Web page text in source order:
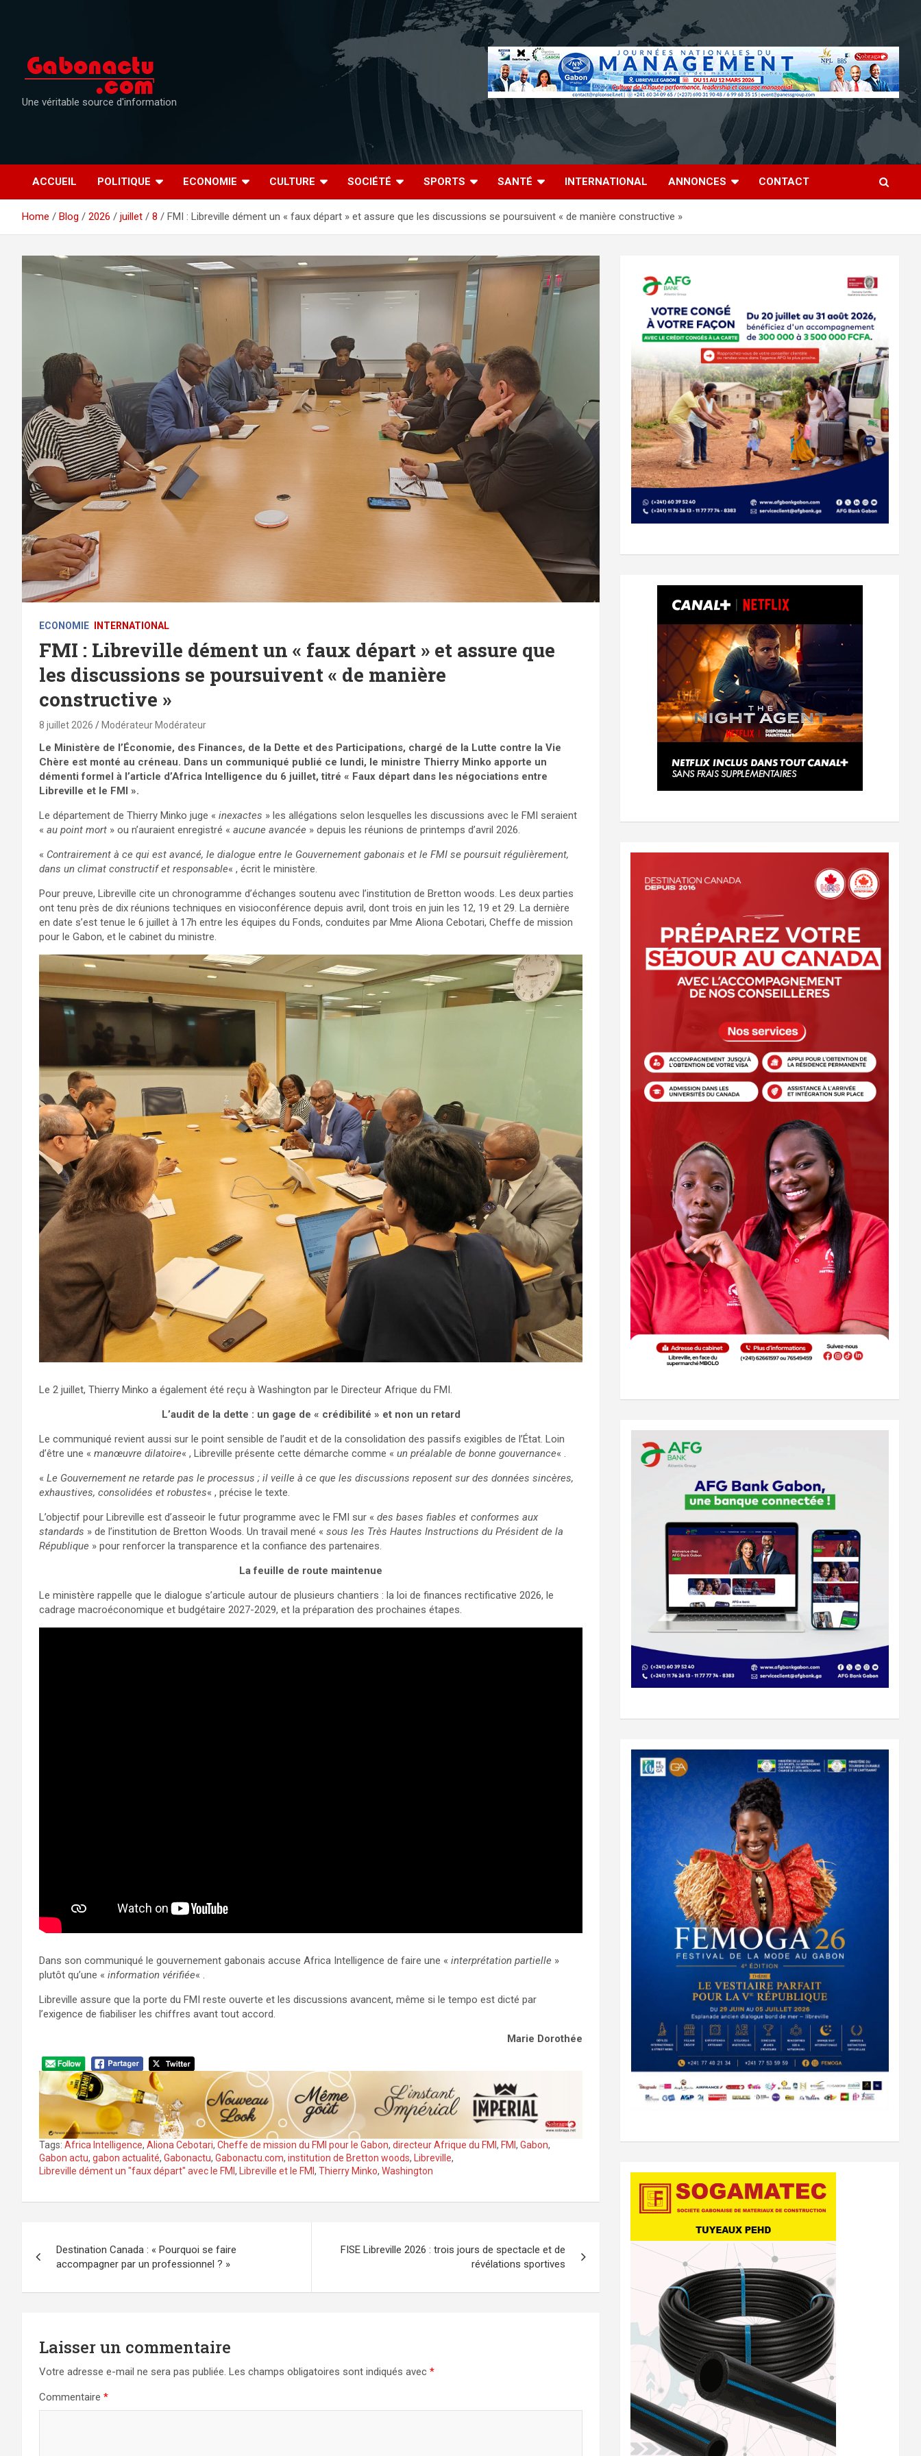
Une véritable source d'information
ACCUEIL POLITIQUE ECONOMIE CULTURE SOCIÉTÉ SPORTS SANTÉ INTERNATIONAL ANNONCES CONTACT
Home Blog 2026 juillet 8 FMI : Libreville dément un « faux départ » et assure que les discussions se poursuivent « de manière constructive »
ECONOMIE INTERNATIONAL
FMI : Libreville dément un « faux départ » et assure que
les discussions se poursuivent « de manière
constructive »
8 juillet 2026 Modérateur Modérateur
Le Ministère de l’Économie, des Finances, de la Dette et des Participations, chargé de la Lutte contre la Vie
Chère est monté au créneau. Dans un communiqué publié ce lundi, le ministre Thierry Minko apporte un
démenti formel à l’article d’Africa Intelligence du 6 juillet, titré « Faux départ dans les négociations entre
Libreville et le FMI ».
Le département de Thierry Minko juge « inexactes » les allégations selon lesquelles les discussions avec le FMI seraient
« au point mort » ou n’auraient enregistré « aucune avancée » depuis les réunions de printemps d’avril 2026.
« Contrairement à ce qui est avancé, le dialogue entre le Gouvernement gabonais et le FMI se poursuit régulièrement,
dans un climat constructif et responsable« , écrit le ministère.
Pour preuve, Libreville cite un chronogramme d’échanges soutenu avec l’institution de Bretton woods. Les deux parties
ont tenu près de dix réunions techniques en visioconférence depuis avril, dont trois en juin les 12, 19 et 29. La dernière
en date s’est tenue le 6 juillet à 17h entre les équipes du Fonds, conduites par Mme Aliona Cebotari, Cheffe de mission
pour le Gabon, et le cabinet du ministre.
Le 2 juillet, Thierry Minko a également été reçu à Washington par le Directeur Afrique du FMI.
L’audit de la dette : un gage de « crédibilité » et non un retard
Le communiqué revient aussi sur le point sensible de l’audit et de la consolidation des passifs exigibles de l’État. Loin
d’être une « manœuvre dilatoire« , Libreville présente cette démarche comme « un préalable de bonne gouvernance« .
« Le Gouvernement ne retarde pas le processus ; il veille à ce que les discussions reposent sur des données sincères,
exhaustives, consolidées et robustes« , précise le texte.
L’objectif pour Libreville est d’asseoir le futur programme avec le FMI sur « des bases fiables et conformes aux
standards » de l’institution de Bretton Woods. Un travail mené « sous les Très Hautes Instructions du Président de la
République » pour renforcer la transparence et la confiance des partenaires.
La feuille de route maintenue
Le ministère rappelle que le dialogue s’articule autour de plusieurs chantiers : la loi de finances rectificative 2026, le
cadrage macroéconomique et budgétaire 2027-2029, et la préparation des prochaines étapes.
Dans son communiqué le gouvernement gabonais accuse Africa Intelligence de faire une « interprétation partielle »
plutôt qu’une « information vérifiée« .
Libreville assure que la porte du FMI reste ouverte et les discussions avancent, même si le tempo est dicté par
l’exigence de fiabiliser les chiffres avant tout accord.
Marie Dorothée
Tags: Africa Intelligence, Aliona Cebotari, Cheffe de mission du FMI pour le Gabon, directeur Afrique du FMI , FMI , Gabon,
Gabon actu, gabon actualité, Gabonactu, Gabonactu.com, institution de Bretton woods, Libreville,
Libreville dément un "faux départ" avec le FMI , Libreville et le FMI , Thierry Minko, Washington
de
l’article
Destination Canada : « Pourquoi se faire
accompagner par un professionnel ? »
FISE Libreville 2026 : trois jours de spectacle et de
révélations sportives
Laisser un commentaire
Votre adresse e-mail ne sera pas publiée. Les champs obligatoires sont indiqués avec *
Commentaire *